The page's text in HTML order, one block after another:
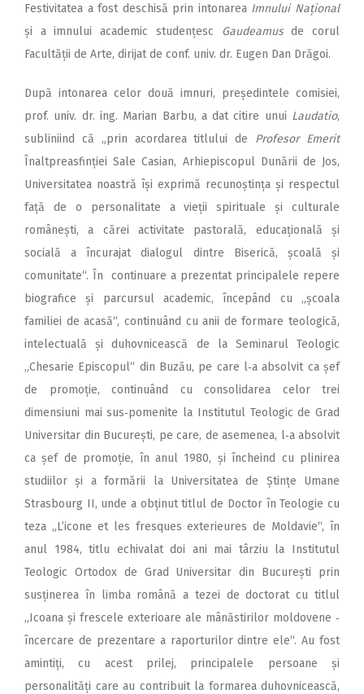
Festivitatea a fost deschisă prin intonarea Imnului Național
și a imnului academic studențesc Gaudeamusde corul
Facultății de Arte, dirijat de conf. univ. dr. Eugen Dan Drăgoi.
După intonarea celor două imnuri, președintele comisiei,
prof. univ. dr. ing. Marian Barbu, a dat citire unui Laudatio,
subliniind că „prin acordarea titlului de Profesor Emerit
Înaltpreasfinției Sale Casian, Ar­hi­episcopul Dunării de Jos,
Uni­versitatea noastră își exprimă recunoștința și respectul
față de o personalitate a vieții spirituale și culturale
românești, a cărei activitate pastorală, educațională și
socială a încurajat dialogul dintre Biserică, școală și
comunitate“. În continuare a prezentat principalele repere
biografice și parcursul academic, începând cu „școala
familiei de acasă“, continuând cu anii de formare teologică,
intelectuală și duhovnicească de la Seminarul Teologic
„Chesarie Episcopul“ din Bu­zău, pe care l‑a absolvit ca șef
de promoție, continuând cu consolidarea celor trei
dimensiuni mai sus‑pomenite la Institutul Teologic de Grad
Universitar din București, pe care, de asemenea, l‑a absolvit
ca șef de promoție, în anul 1980, și încheind cu plinirea
studiilor și a formării la Universitatea de Ștințe Umane
Strasbourg II, unde a obținut titlul de Doctor în Teologie cu
teza „L’icone et les fresques exterieures de Moldavie“, în
anul 1984, titlu echivalat doi ani mai târziu la Institutul
Teologic Ortodox de Grad Universitar din București prin
susținerea în limba română a tezei de doctorat cu titlul
„Icoana și frescele exterioare ale mânăstirilor moldovene ‑
încercare de prezentare a raporturilor dintre ele“. Au fost
amintiți, cu acest prilej, principalele persoane și
personalități care au contribuit la formarea duhovnicească,